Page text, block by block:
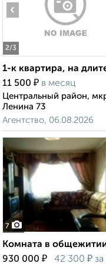
2/3
‹
1-к квартира, на
11 500 ₽ в месяц
Центральный район,
Ленина 73
Агентство, 06.08.2026
7
Комната в
930 000 ₽ 42 300 ₽ за